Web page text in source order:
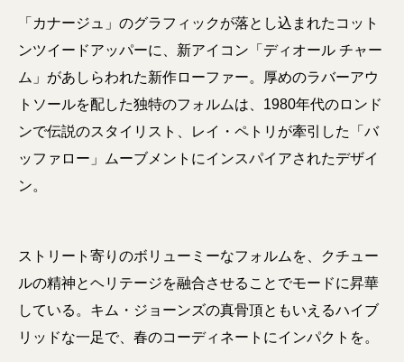
「カナージュ」のグラフィックが落とし込まれたコット
ンツイードアッパーに、新アイコン「ディオール チャー
ム」があしらわれた新作ローファー。厚めのラバーアウ
トソールを配した独特のフォルムは、1980年代のロンド
ンで伝説のスタイリスト、レイ・ペトリが牽引した「バ
ッファロー」ムーブメントにインスパイアされたデザイ
ン。
ストリート寄りのボリューミーなフォルムを、クチュー
ルの精神とヘリテージを融合させることでモードに昇華
している。キム・ジョーンズの真骨頂ともいえるハイブ
リッドな一足で、春のコーディネートにインパクトを。